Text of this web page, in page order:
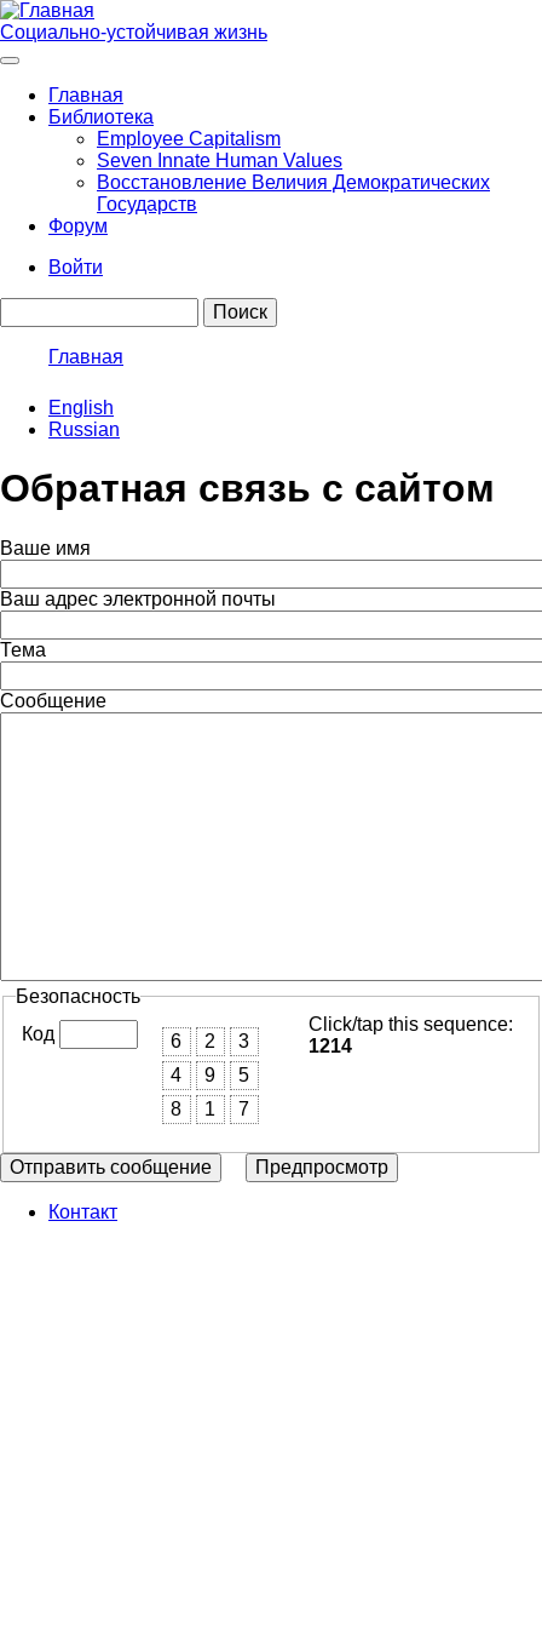
Перейти
к
основному
Социально-устойчивая жизнь
Main
navigation
Главная
Библиотека
Employee Capitalism
Seven Innate Human Values
Восстановление Величия Демократических
Государств
Форум
menu
Войти
навигации
Главная
English
Russian
Обратная связь с сайтом
Ваше имя
Ваш адрес электронной почты
Тема
Сообщение
Безопасность
Код
6 2
3
4
9
5
8
1 7
Click/tap this sequence:
1214
Контакт